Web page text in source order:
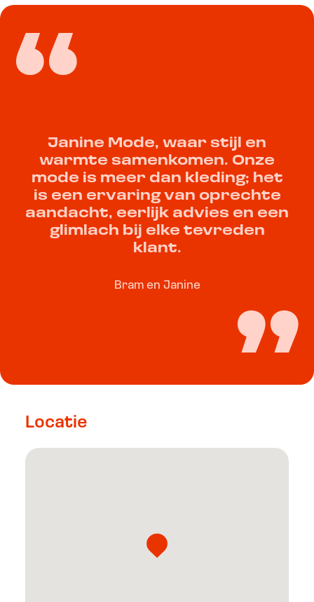
Janine Mode, waar stijl en
warmte samenkomen. Onze
mode is meer dan kleding; het
is een ervaring van oprechte
aandacht, eerlijk advies en een
glimlach bij elke tevreden
klant.
Bram en Janine
Locatie